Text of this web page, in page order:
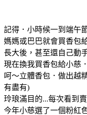
記得．小時候一到端午
媽媽或巴巴就會買香包
長大後，甚至還自己動
現在換我買香包給小慈
呵～立體香包．做出越
有盡有)
玲琅滿目的...每次看到
今年小慈選了一個粉紅